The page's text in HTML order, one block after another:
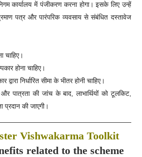
कार्यालय में पंजीकरण करना होगा। इसके लिए उन्हें
पत्र और पारंपरिक व्यवसाय से संबंधित दस्तावेज
चाहिए।
होना चाहिए।
निर्धारित सीमा के भीतर होनी चाहिए।
पात्रता की जांच के बाद, लाभार्थियों को टूलकिट,
प्रदान की जाएगी।
Vishwakarma Toolkit
related to the scheme